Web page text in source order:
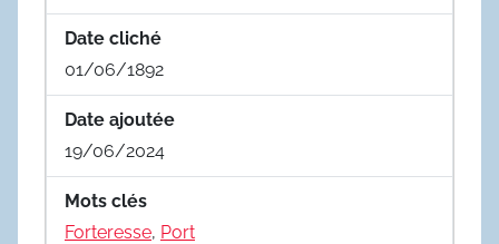
Date cliché
01/06/1892
Date ajoutée
19/06/2024
Mots clés
Forteresse, Port